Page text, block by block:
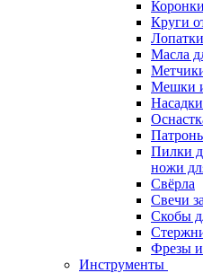
Коронки
Круги
Масла
Мешки и
Пилки
ножи
Свёрла
Свечи
Скобы
Фрезы
Инструменты